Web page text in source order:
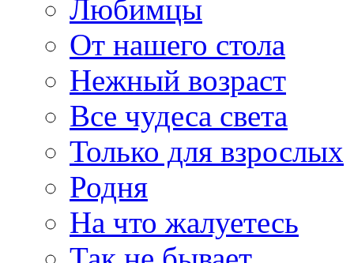
Любимцы
От нашего стола
Нежный возраст
Все чудеса света
Только для взрослых
Родня
На что жалуетесь